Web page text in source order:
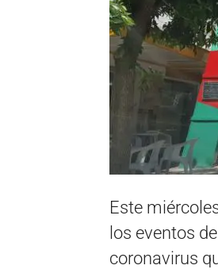
Este
los eventos
coronavirus